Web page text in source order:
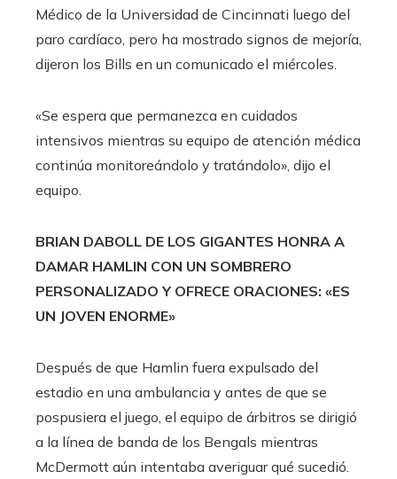
Médico de la Universidad de Cincinnati luego del
paro cardíaco, pero ha mostrado signos de mejoría,
dijeron los Bills en un comunicado el miércoles.
«Se espera que permanezca en cuidados
intensivos mientras su equipo de atención médica
continúa monitoreándolo y tratándolo», dijo el
equipo.
BRIAN DABOLL DE LOS GIGANTES HONRA A
DAMAR HAMLIN CON UN SOMBRERO
PERSONALIZADO Y OFRECE ORACIONES: «ES
UN JOVEN ENORME»
Después de que Hamlin fuera expulsado del
estadio en una ambulancia y antes de que se
pospusiera el juego, el equipo de árbitros se dirigió
a la línea de banda de los Bengals mientras
McDermott aún intentaba averiguar qué sucedió.